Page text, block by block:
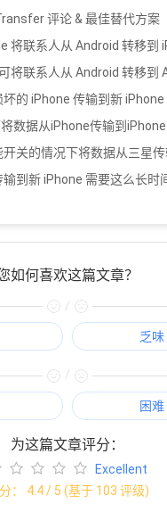
评论 & 最佳替代方案
将联系人从 Android 转移到
将联系人从 Android 转移到
的 iPhone 传输到新 iPhone
数据从iPhone传输到
关的情况下将数据从三星
到新 iPhone 需要这么长时
如何喜欢这篇文章？
/
乏味
/
困难
为这篇文章评分：
Excellent
： 4.4/ 5 (基于 103 评级)